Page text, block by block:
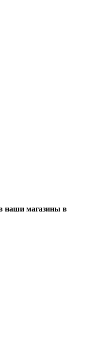
наши магазины в